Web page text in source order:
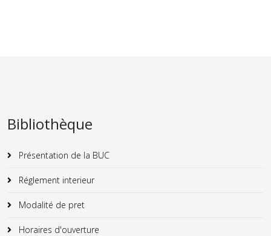
Bibliothèque
Présentation de la BUC
Réglement interieur
Modalité de pret
Horaires d'ouverture